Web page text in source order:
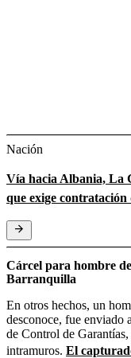
Nación
Vía hacia Albania, La
que exige
Cárcel para hombre
Barranquilla
En otros hechos, un
desconoce, fue enviado
de Control de
intramuros. El